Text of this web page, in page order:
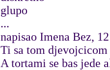
glupo
...
napisao Imena Bez,
Ti sa tom
A tortami se bas